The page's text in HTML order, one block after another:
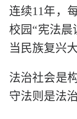
连续11年，
校园“宪法晨
当民族复兴
法治社会是
守法则是法